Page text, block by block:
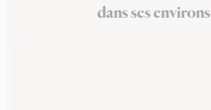
dans ses environs